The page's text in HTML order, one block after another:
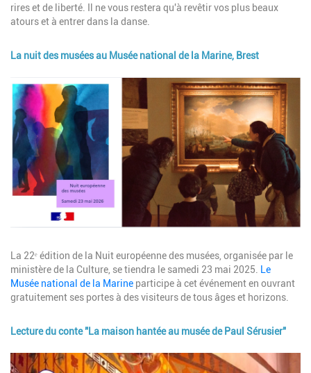
rires et de liberté. Il ne vous restera qu'à revêtir vos plus beaux
atours et à entrer dans la danse.
La nuit des musées au Musée national de la Marine, Brest
Image
Description
La 22ᵉ édition de la Nuit européenne des musées, organisée par le
ministère de la Culture, se tiendra le samedi 23 mai 2025. Le
Musée national de la Marine participe à cet événement en ouvrant
gratuitement ses portes à des visiteurs de tous âges et horizons.
Lecture du conte "La maison hantée au musée de Paul Sérusier"
Image